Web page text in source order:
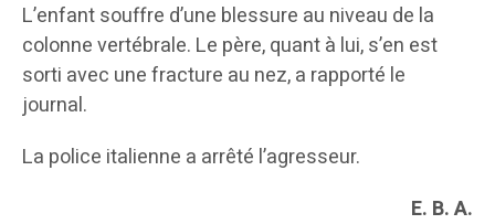
L’enfant souffre d’une blessure au niveau de la
colonne vertébrale. Le père, quant à lui, s’en est
sorti avec une fracture au nez, a rapporté le
journal.
La police italienne a arrêté l’agresseur.
E. B. A.